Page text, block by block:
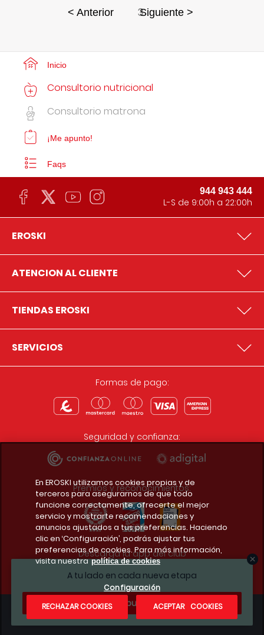
< Anterior 3Siguiente >
A tu lado en cada nueva etapa
¿Te apuntas?
Inicio
Consultorio nutricional
Consultorio matrona
¡Me apunto!
Faqs
944 943 444
L-S de 9:00h a 22:00h
EROSKI
ATENCION AL CLIENTE
TIENDAS EROSKI
SERVICIOS
Formas de pago:
Seguridad y confianza:
Premios y reconocimientos:
Descarga la app del club
Condiciones legales
En EROSKI utilizamos cookies propias y de
terceros para asegurarnos de que todo
funcione correctamente, ofrecerte el mejor
servicio y mostrarte recomendaciones y
anuncios ajustados a tus preferencias. Haciendo
clic en ‘Configuración’, podrás ajustar tus
preferencias de cookies. Para más información,
visita nuestra política de cookies
Configuración
RECHAZAR COOKIES
ACEPTAR COOKIES